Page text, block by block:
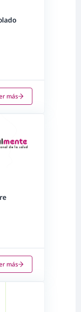
más
más